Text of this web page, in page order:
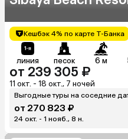
Кешбэк 4% по карте Т-Банка
линия песок 6 м
от 239 305 ₽
11 окт. - 18 окт., 7 ночей
Выгодные туры на соседние
от 270 823 ₽
24 окт. - 1 нояб., 8 н.